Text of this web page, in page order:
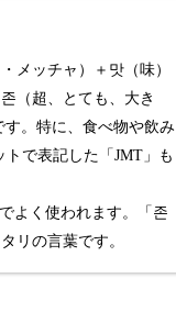
メッチャ）＋맛（味）
（超、とても、大き
。特に、食べ物や飲み
で表記した「JMT」も
よく使われます。「존
リの言葉です。